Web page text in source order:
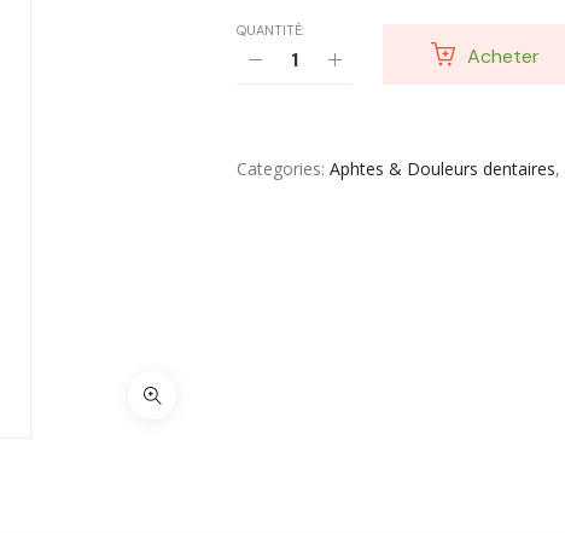
QUANTITÉ:
Acheter
Categories Aphtes & Douleurs dentaires,